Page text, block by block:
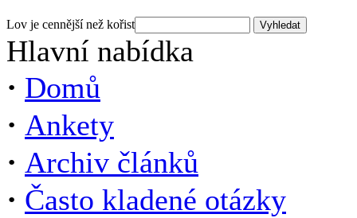
Lov je cennější než kořist
Hlavní nabídka
· Domů
· Ankety
· Archiv článků
· Často kladené otázky